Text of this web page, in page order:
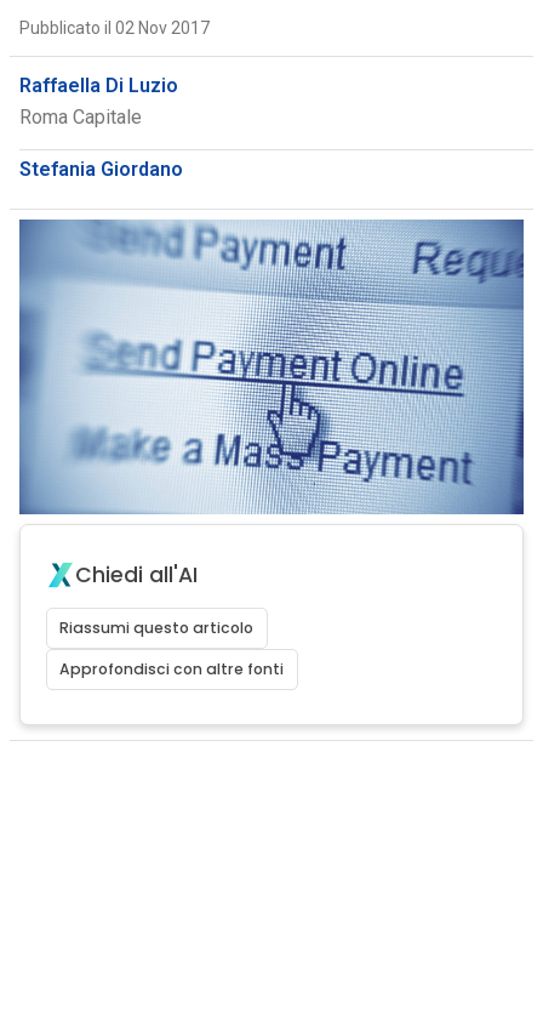
Pubblicato il 02 Nov 2017
Raffaella Di Luzio
Roma Capitale
Stefania Giordano
Chiedi all'AI
Riassumi questo articolo
Approfondisci con altre fonti